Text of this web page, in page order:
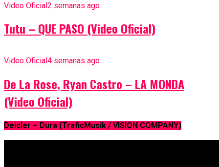
Video Oficial2 semanas ago
Tutu – QUE PASO (Video Oficial)
Video Oficial 4 semanas ago
De La Rose, Ryan Castro – LA MONDA
(Video Oficial)
Deicler – Dura (TraficMusik / VISION COMPANY)